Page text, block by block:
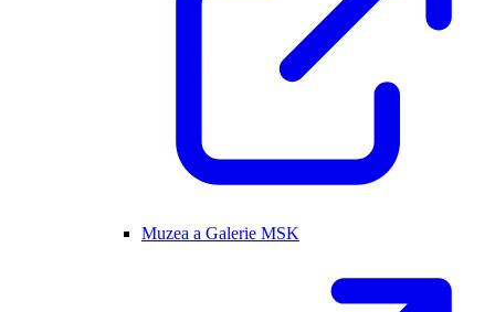
Muzea a Galerie MSK